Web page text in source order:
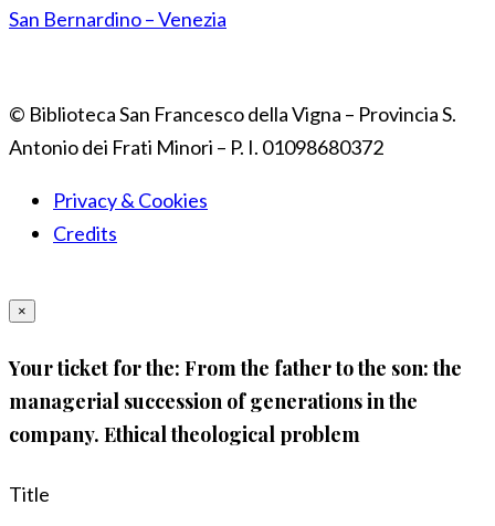
San Bernardino – Venezia
© Biblioteca San Francesco della Vigna – Provincia S.
Antonio dei Frati Minori – P. I. 01098680372
Privacy & Cookies
Credits
×
Your ticket for the: From the father to the son: the
managerial succession of generations in the
company. Ethical theological problem
Title